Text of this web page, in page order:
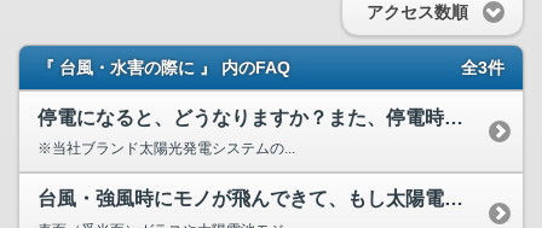
アクセス数順
『 台風・水害の際に 』 内のFAQ 全3件
停電になると、どうなりますか？また、停電時にも電気は使える...
※当社ブランド太陽光発電システムの...
台風・強風時にモノが飛んできて、もし太陽電池が割れたらどう...